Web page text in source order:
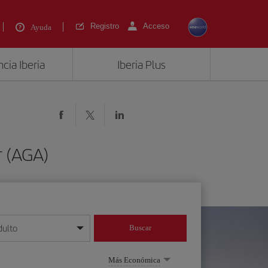
Ayuda Registro Acceso
Iberia Iberia Plus
mes/año
Buscar
Más Económica